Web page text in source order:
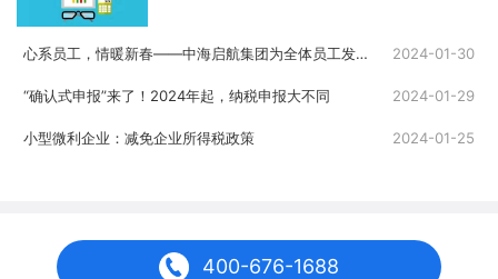
心系员工，情暖新春——中海启航集团为全体员工发放春节福利 2024-01-30
“确认式申报”来了！2024年起，纳税申报大不同 2024-01-29
小型微利企业：减免企业所得税政策 2024-01-25
400-676-1688